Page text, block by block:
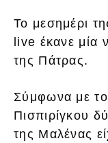
Το μεσημέρι
live έκανε μία
της Πάτρας.
Σύμφωνα με
Πισπιρίγκου
της Μαλένας